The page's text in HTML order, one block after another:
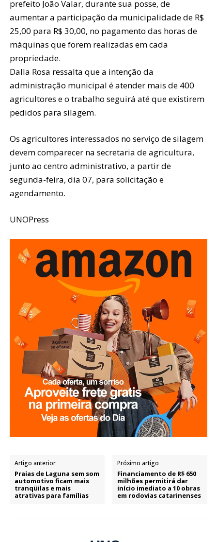
prefeito João Valar, durante sua posse, de
aumentar a participação da municipalidade de R$
25,00 para R$ 30,00, no pagamento das horas de
máquinas que forem realizadas em cada
propriedade.
Dalla Rosa ressalta que a intenção da
administração municipal é atender mais de 400
agricultores e o trabalho seguirá até que existirem
pedidos para silagem.
Os agricultores interessados no serviço de silagem
devem comparecer na secretaria de agricultura,
junto ao centro administrativo, a partir de
segunda-feira, dia 07, para solicitação e
agendamento.
UNOPress
Artigo anterior
Praias de Laguna sem som
automotivo ficam mais
tranqüilas e mais
atrativas para famílias
Próximo artigo
Financiamento de R$ 650
milhões permitirá dar
início imediato a 10 obras
em rodovias catarinenses